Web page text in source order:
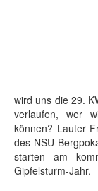
wird uns die 29.
verlaufen, wer
können? Lauter
des NSU-
starten am
Gipfelsturm-Jahr.